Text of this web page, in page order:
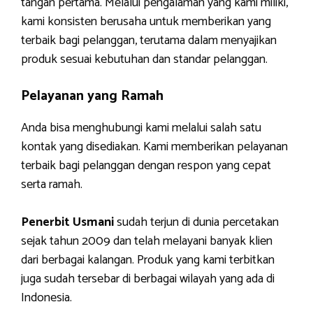
kami konsisten berusaha untuk memberikan yang
terbaik bagi pelanggan, terutama dalam menyajikan
produk sesuai kebutuhan dan standar pelanggan.
Pelayanan yang Ramah
Anda bisa menghubungi kami melalui salah satu
kontak yang disediakan. Kami memberikan pelayanan
terbaik bagi pelanggan dengan respon yang cepat
serta ramah.
Penerbit Usmanisudah terjun di dunia percetakan
sejak tahun 2009 dan telah melayani banyak klien
dari berbagai kalangan. Produk yang kami terbitkan
juga sudah tersebar di berbagai wilayah yang ada di
Indonesia.